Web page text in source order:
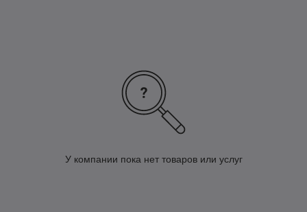
У компании пока нет товаров или услуг